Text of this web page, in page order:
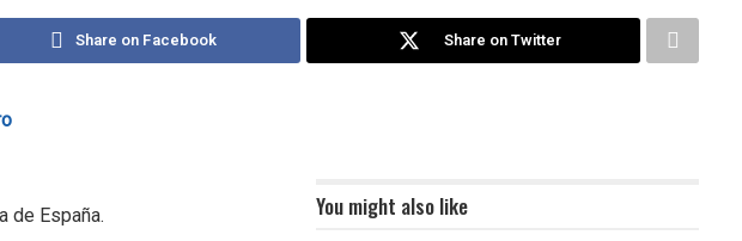
Share on Facebook Share on Twitter
You might also like
de España.